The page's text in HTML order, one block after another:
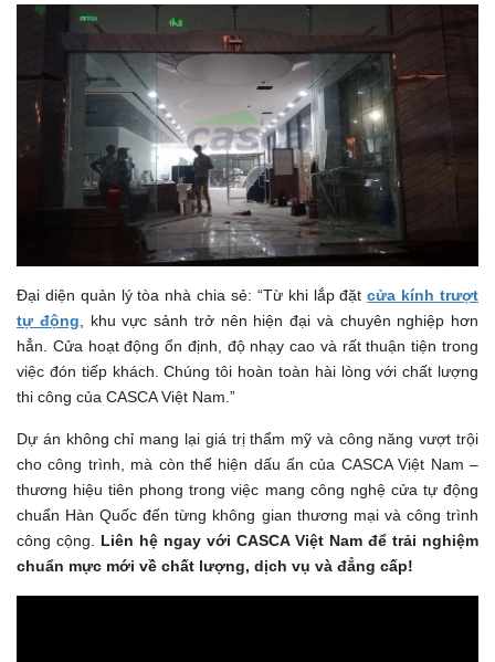
Đại diện quản lý tòa nhà chia sẻ: “Từ khi lắp đặtcửa kính trượt
tự động , khu vực sảnh trở nên hiện đại và chuyên nghiệp hơn
hẳn. Cửa hoạt động ổn định, độ nhạy cao và rất thuận tiện trong
việc đón tiếp khách. Chúng tôi hoàn toàn hài lòng với chất lượng
thi công của CASCA Việt Nam.”
Dự án không chỉ mang lại giá trị thẩm mỹ và công năng vượt trội
cho công trình, mà còn thể hiện dấu ấn của CASCA Việt Nam –
thương hiệu tiên phong trong việc mang công nghệ cửa tự động
chuẩn Hàn Quốc đến từng không gian thương mại và công trình
công cộng. Liên hệ ngay với CASCA Việt Nam để trải nghiệm
chuẩn mực mới về chất lượng, dịch vụ và đẳng cấp!